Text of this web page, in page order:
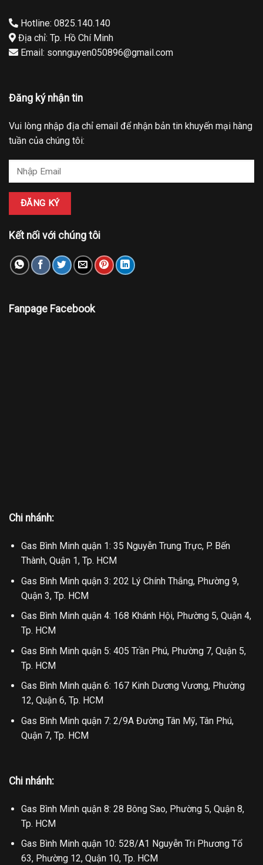
Hotline: 0825.140.140
Địa chỉ: Tp. Hồ Chí Minh
Email: sonnguyen050896@gmail.com
Đăng ký nhận tin
Vui lòng nhập địa chỉ email để nhận bản tin khuyến mại hàng
tuần của chúng tôi:
Kết nối với chúng tôi
Fanpage Facebook
Chi nhánh:
Gas Bình Minh quận 1: 35 Nguyễn Trung Trực, P. Bến
Thành, Quận 1, Tp. HCM
Gas Bình Minh quận 3: 202 Lý Chính Thắng, Phường 9,
Quận 3, Tp. HCM
Gas Bình Minh quận 4: 168 Khánh Hội, Phường 5, Quận 4,
Tp. HCM
Gas Bình Minh quận 5: 405 Trần Phú, Phường 7, Quận 5,
Tp. HCM
Gas Bình Minh quận 6: 167 Kinh Dương Vương, Phường
12, Quận 6, Tp. HCM
Gas Bình Minh quận 7: 2/9A Đường Tân Mỹ, Tân Phú,
Quận 7, Tp. HCM
Chi nhánh:
Gas Bình Minh quận 8: 28 Bông Sao, Phường 5, Quận 8,
Tp. HCM
Gas Bình Minh quận 10: 528/A1 Nguyễn Tri Phương Tổ
63, Phường 12, Quận 10, Tp. HCM